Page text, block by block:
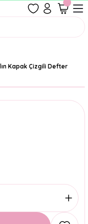
Kapak Çizgili Defter